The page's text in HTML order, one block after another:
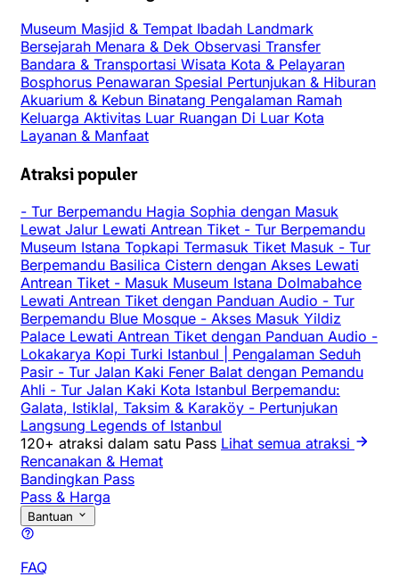
Museum Masjid & Tempat Ibadah Landmark
Bersejarah Menara & Dek Observasi Transfer
Bandara & Transportasi Wisata Kota & Pelayaran
Bosphorus Penawaran Spesial Pertunjukan & Hiburan
Akuarium & Kebun Binatang Pengalaman Ramah
Keluarga Aktivitas Luar Ruangan Di Luar Kota
Layanan & Manfaat
Atraksi populer
- Tur Berpemandu Hagia Sophia dengan Masuk
Lewat Jalur Lewati Antrean Tiket - Tur Berpemandu
Museum Istana Topkapi Termasuk Tiket Masuk - Tur
Berpemandu Basilica Cistern dengan Akses Lewati
Antrean Tiket - Masuk Museum Istana Dolmabahce
Lewati Antrean Tiket dengan Panduan Audio - Tur
Berpemandu Blue Mosque - Akses Masuk Yildiz
Palace Lewati Antrean Tiket dengan Panduan Audio -
Lokakarya Kopi Turki Istanbul | Pengalaman Seduh
Pasir - Tur Jalan Kaki Fener Balat dengan Pemandu
Ahli - Tur Jalan Kaki Kota Istanbul Berpemandu:
Galata, Istiklal, Taksim & Karaköy - Pertunjukan
Langsung Legends of Istanbul
120+ atraksi dalam satu Pass Lihat semua atraksi
Rencanakan & Hemat
Bandingkan Pass
Pass & Harga
Bantuan
FAQ